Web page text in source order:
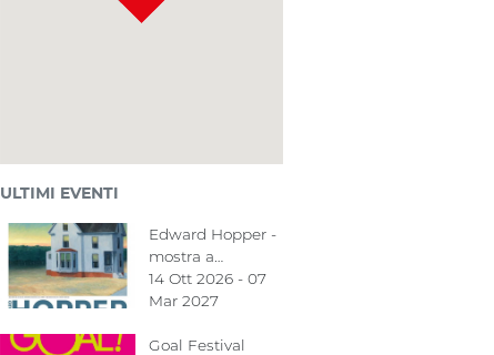
ULTIMI EVENTI
Edward Hopper -
mostra a…
14 Ott 2026 - 07
Mar 2027
Goal Festival